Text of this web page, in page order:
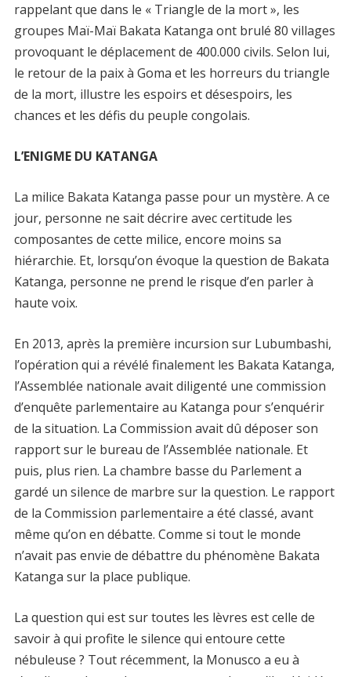
rappelant que dans le « Triangle de la mort », les
groupes Maï-Maï Bakata Katanga ont brulé 80 villages
provoquant le déplacement de 400.000 civils. Selon lui,
le retour de la paix à Goma et les horreurs du triangle
de la mort, illustre les espoirs et désespoirs, les
chances et les défis du peuple congolais.
L’ENIGME DU KATANGA
La milice Bakata Katanga passe pour un mystère. A ce
jour, personne ne sait décrire avec certitude les
composantes de cette milice, encore moins sa
hiérarchie. Et, lorsqu’on évoque la question de Bakata
Katanga, personne ne prend le risque d’en parler à
haute voix.
En 2013, après la première incursion sur Lubumbashi,
l’opération qui a révélé finalement les Bakata Katanga,
l’Assemblée nationale avait diligenté une commission
d’enquête parlementaire au Katanga pour s’enquérir
de la situation. La Commission avait dû déposer son
rapport sur le bureau de l’Assemblée nationale. Et
puis, plus rien. La chambre basse du Parlement a
gardé un silence de marbre sur la question. Le rapport
de la Commission parlementaire a été classé, avant
même qu’on en débatte. Comme si tout le monde
n’avait pas envie de débattre du phénomène Bakata
Katanga sur la place publique.
La question qui est sur toutes les lèvres est celle de
savoir à qui profite le silence qui entoure cette
nébuleuse ? Tout récemment, la Monusco a eu à